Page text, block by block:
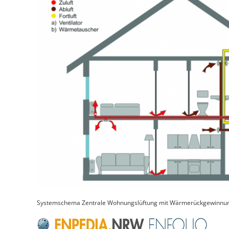
Systemschema Zentrale Wohnungslüftung mit